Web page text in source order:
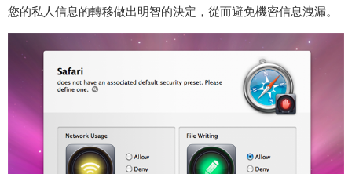
您的私人信息的轉移做出明智的決定，從而避免機密信息洩漏。